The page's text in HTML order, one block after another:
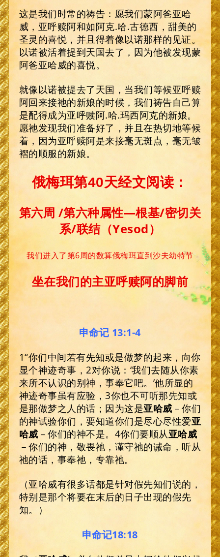
这是我们时常的祷告：愿我们蒙阿爸亚哈
威，亚呼赎阿和如阿克.哈.古德西，甜美的
圣灵的喜悦，并且得着像以诺那样的见证。
以诺被活着提到天国去了，因为他被发现蒙
阿爸亚哈威的喜悦。
就像以诺被提去了天国，当我们等候亚呼赎
阿回来接祂的新娘的时候，我们祷告自己算
是配得成为亚呼赎阿.哈.玛西阿克的新娘。
愿祂发现我们准备好了，并且在热切地等候
着，因为亚呼赎阿是来接毫无斑点，毫无皱
褶的顺服的新娘。
俄梅珥第40天经文阅读：
第六周 /第六种属性—根基/密切关
系/联结（Yesod）
我们进入了第6周的数算俄梅珥直到沙夫幼特节
坐在我们的主亚呼赎阿的脚前
申命记 13:1-4
1“你们中间若有先知或是做梦的起来，向你
显个神迹奇事，2对你说：‘我们去随从你素
来所不认识的别神，事奉它吧。’他所显的
神迹奇事虽有应验，3你也不可听那先知或
是那做梦之人的话；因为这是亚哈威 －你们
的神试验你们，要知道你们是尽心尽性爱亚
哈威 －你们的神不是。4你们要顺从亚哈威
－你们的神，敬畏祂，谨守祂的诫命，听从
祂的话，事奉祂，专靠祂。
（亚哈威有很多话都是针对假先知们说的，
特别是那个将要在末后的日子出现的假先
知。）
申命记18:18